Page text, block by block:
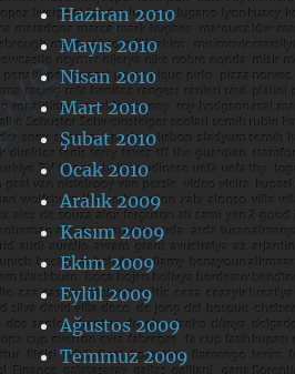
Haziran 2010
Mayıs 2010
Nisan 2010
Mart 2010
Şubat 2010
Ocak 2010
Aralık 2009
Kasım 2009
Ekim 2009
Eylül 2009
Ağustos 2009
Temmuz 2009